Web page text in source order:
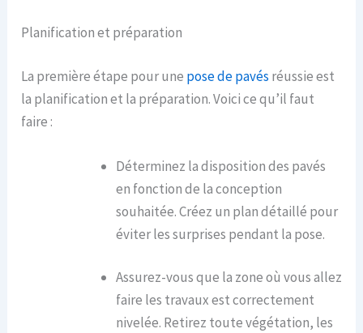
Planification et préparation
La première étape pour une pose de pavés réussie est
la planification et la préparation. Voici ce qu’il faut
faire :
Déterminez la disposition des pavés
en fonction de la conception
souhaitée. Créez un plan détaillé pour
éviter les surprises pendant la pose.
Assurez-vous que la zone où vous allez
faire les travaux est correctement
nivelée. Retirez toute végétation, les